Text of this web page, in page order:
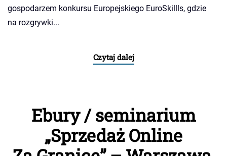
gospodarzem konkursu Europejskiego EuroSkillls, gdzie
na rozgrywki...
Czytaj dalej
Ebury / seminarium
„Sprzedaż Online